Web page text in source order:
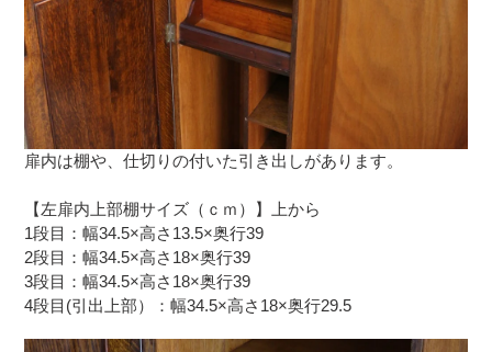
扉内は棚や、仕切りの付いた引き出しがあります。
【左扉内上部棚サイズ（ｃｍ）】上から
1段目：幅34.5×高さ13.5×奥行39
2段目：幅34.5×高さ18×奥行39
3段目：幅34.5×高さ18×奥行39
4段目(引出上部）：幅34.5×高さ18×奥行29.5